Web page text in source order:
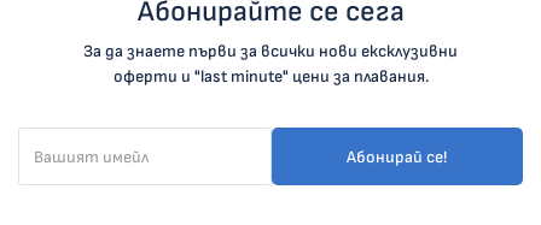
Абонирайте се сега
За да знаете първи за всички нови ексклузивни
оферти и "last minute" цени за плавания.
Абонирай се!